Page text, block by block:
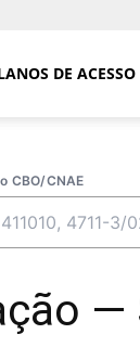
DE ACESSO
CBO/CNAE
—